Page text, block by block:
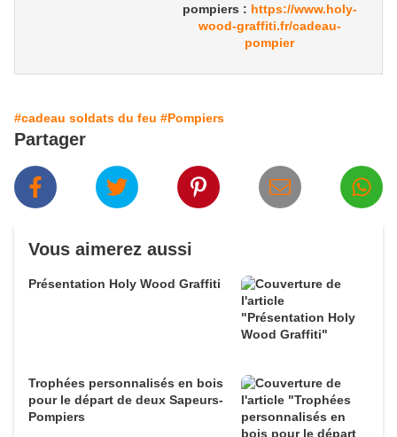
pompiers : https://www.holy-
wood-graffiti.fr/cadeau-
pompier
#cadeau soldats du feu #Pompiers
Partager
Vous aimerez aussi
Présentation Holy Wood Graffiti
Trophées personnalisés en bois
pour le départ de deux Sapeurs-
Pompiers